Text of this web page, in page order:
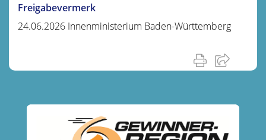
Freigabevermerk
24.06.2026 Innenministerium Baden-Württemberg